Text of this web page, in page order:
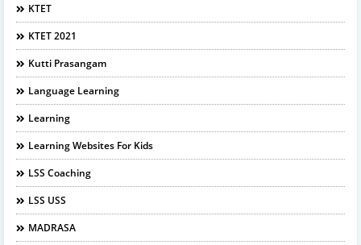
KTET
KTET 2021
Kutti Prasangam
Language Learning
Learning
Learning Websites For Kids
LSS Coaching
LSS USS
MADRASA